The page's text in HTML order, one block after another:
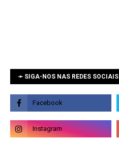
➛ SIGA-NOS NAS REDES SOCIAIS